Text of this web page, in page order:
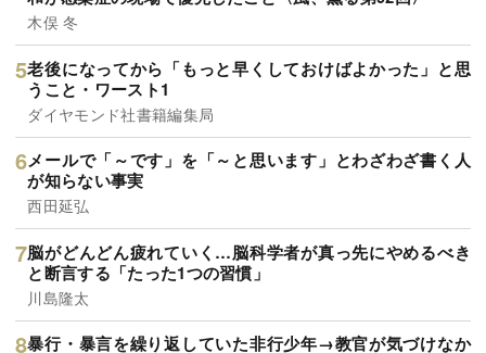
木俣 冬
老後になってから「もっと早くしておけばよかった」と思
うこと・ワースト1
ダイヤモンド社書籍編集局
メールで「～です」を「～と思います」とわざわざ書く人
が知らない事実
西田延弘
脳がどんどん疲れていく…脳科学者が真っ先にやめるべき
と断言する「たった1つの習慣」
川島隆太
暴行・暴言を繰り返していた非行少年→教官が気づけなか